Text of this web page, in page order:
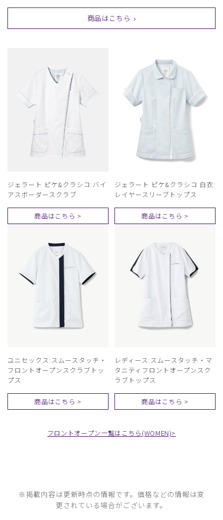
商品はこちら
ジェラート ピケ&クラシコ:バイ
アスボーダースクラブ
商品はこちら >
ジェラート ピケ&クラシコ 白衣:
レイヤースリーブトップス
商品はこちら >
ユニセックス:スムースタッチ・
フロントオープンスクラブトッ
プス
商品はこちら >
レディース:スムースタッチ・マ
タニティフロントオープンスク
ラブトップス
商品はこちら >
フロントオープン一覧はこちら(WOMEN)>
※掲載内容は更新時点の情報です。価格などの情報は変
更されている場合がございます。